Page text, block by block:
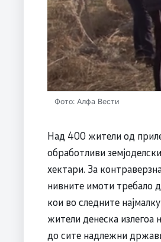
Фото: Алфа Вести
Над 400 жители од
обработливи
хектари. За
нивните имоти требало
кои во следните
жители денеска излегоа
до сите надлежни